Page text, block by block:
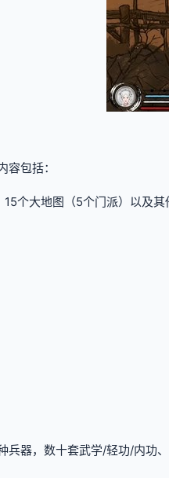
容包括：
15个大地图（5个门派）以及
兵器，数十套武学/轻功/内功